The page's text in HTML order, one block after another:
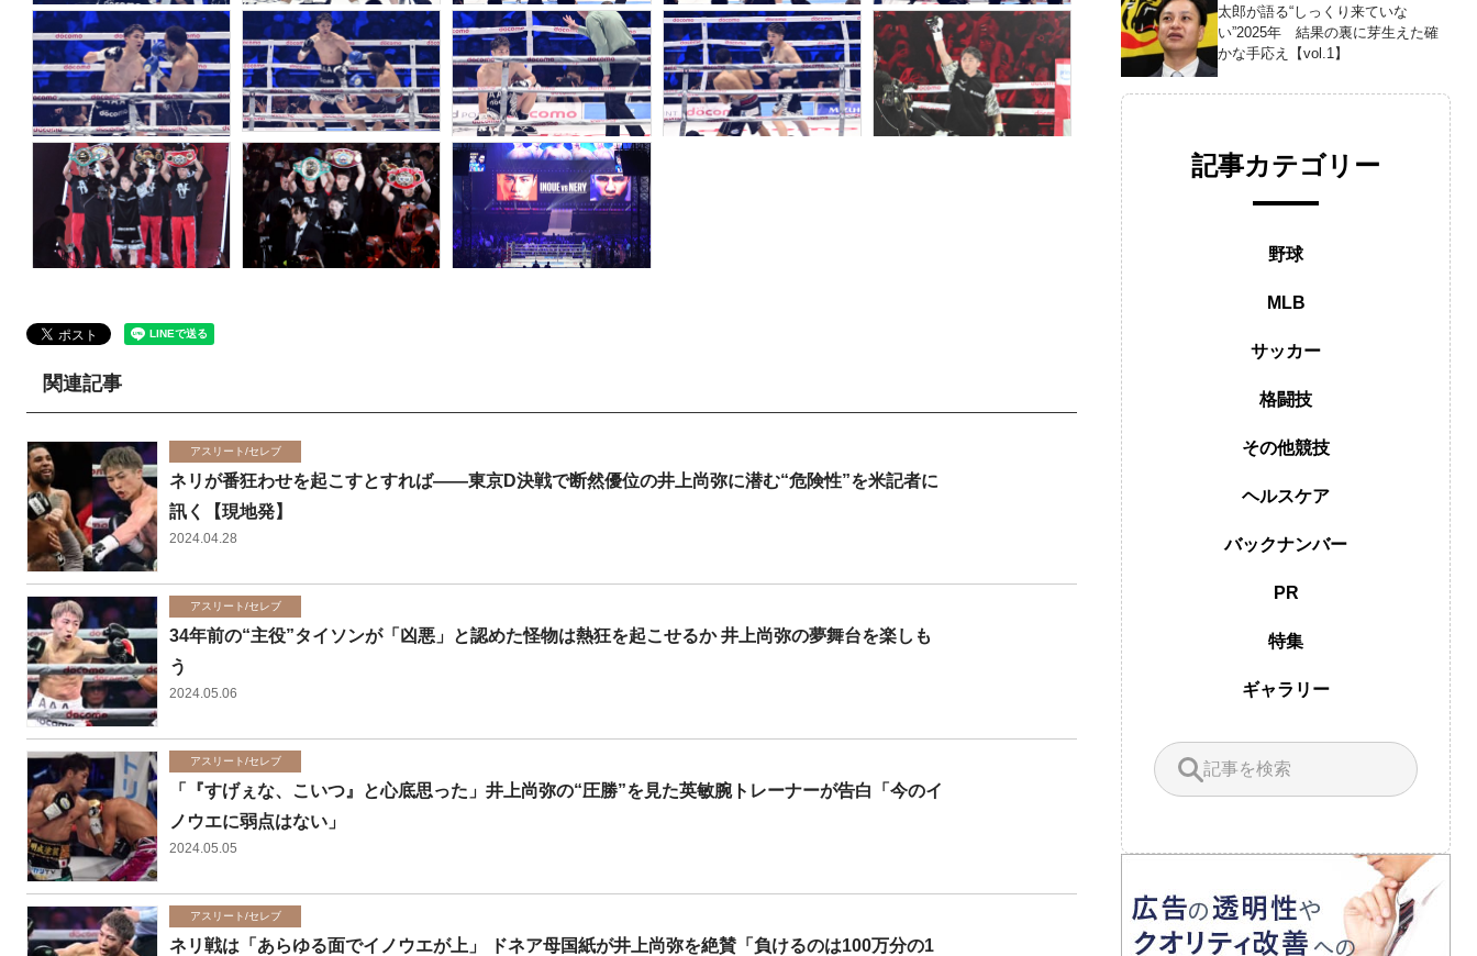
関連記事
アスリート/セレブ
ネリが番狂わせを起こすとすれば――東京D決戦で断然優位の井上尚弥に潜む“危険性”を米記者に
訊く【現地発】
2024.04.28
アスリート/セレブ
34年前の“主役”タイソンが「凶悪」と認めた怪物は熱狂を起こせるか 井上尚弥の夢舞台を楽しも
う
2024.05.06
アスリート/セレブ
「『すげぇな、こいつ』と心底思った」井上尚弥の“圧勝”を見た英敏腕トレーナーが告白「今のイ
ノウエに弱点はない」
2024.05.05
アスリート/セレブ
ネリ戦は「あらゆる面でイノウエが上」 ドネア母国紙が井上尚弥を絶賛「負けるのは100万分の1
太郎が語る“しっくり来ていな
い”2025年 結果の裏に芽生えた確
かな手応え【vol.1】
記事カテゴリー
野球
MLB
サッカー
格闘技
その他競技
ヘルスケア
バックナンバー
PR
特集
ギャラリー